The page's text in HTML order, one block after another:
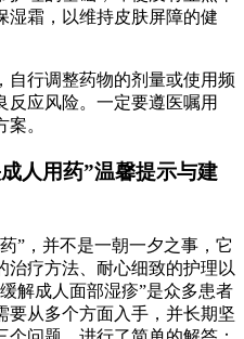
湿霜，以维持皮肤屏障的健
自行调整药物的剂量或使用频
反应风险。一定要遵医嘱用
。
人用药”温馨提示与建
”，并不是一朝一夕之事，它
治疗方法、耐心细致的护理以
解成人面部湿疹”是众多患者
要从多个方面入手，并长期坚